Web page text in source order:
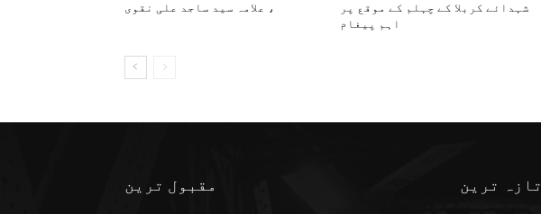
شہدائے کربلا کے چہلم کے موقع پر
اہم پیغام
، علامہ سید ساجد علی نقوی
مقبول ترین تازہ ترین